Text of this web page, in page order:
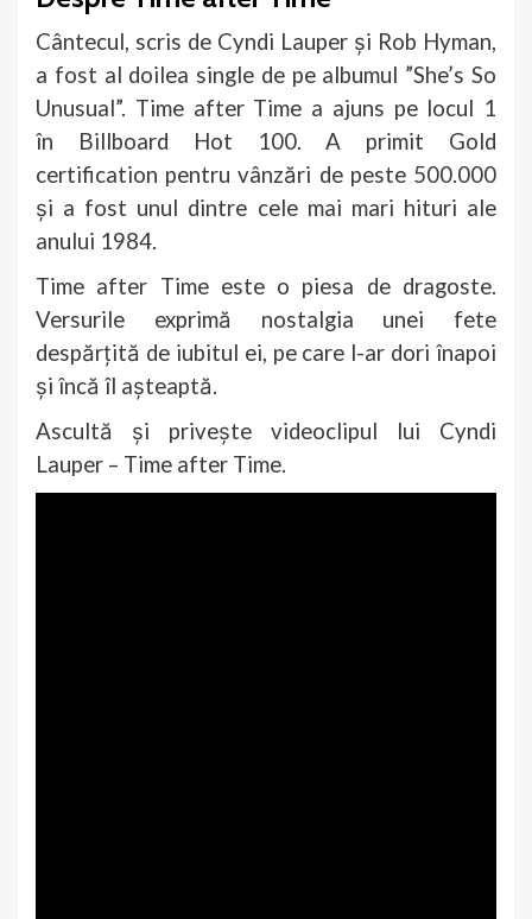
Cântecul, scris de Cyndi Lauper și Rob Hyman,
a fost al doilea single de pe albumul ”She’s So
Unusual”. Time after Time a ajuns pe locul 1
în Billboard Hot 100. A primit Gold
certification pentru vânzări de peste 500.000
și a fost unul dintre cele mai mari hituri ale
anului 1984.
Time after Time este o piesa de dragoste.
Versurile exprimă nostalgia unei fete
despărțită de iubitul ei, pe care l-ar dori înapoi
și încă îl așteaptă.
Ascultă și privește videoclipul lui Cyndi
Lauper – Time after Time.